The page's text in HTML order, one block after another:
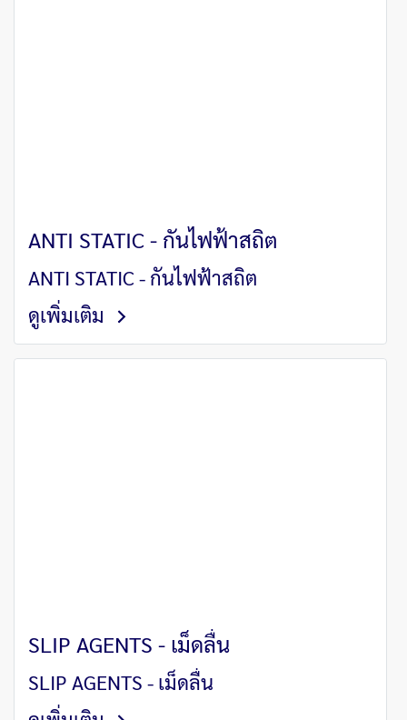
ANTI STATIC - กันไฟฟ้าสถิต
ANTI STATIC - กันไฟฟ้าสถิต
ดูเพิ่มเติม
SLIP AGENTS - เม็ดลื่น
SLIP AGENTS - เม็ดลื่น